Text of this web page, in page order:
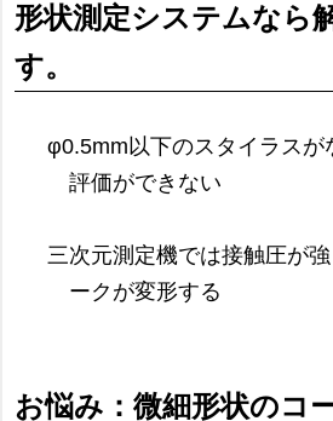
形状測定システムなら
す。
φ0.5mm以下のスタイラスが
評価ができない
三次元測定機では接触圧が
ークが変形する
お悩み：微細形状のコ